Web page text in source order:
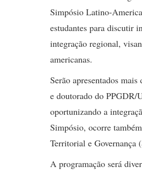
Simpósio Latino-
estudantes para discutir
integração regional,
americanas.
Serão apresentados
e doutorado do PPGDR/
oportunizando a
Simpósio, ocorre
Territorial e Governança
A programação será